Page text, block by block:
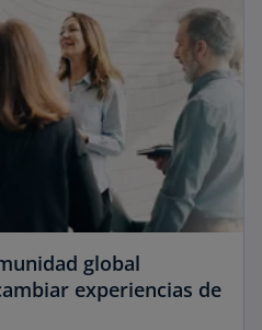
global
experiencias de